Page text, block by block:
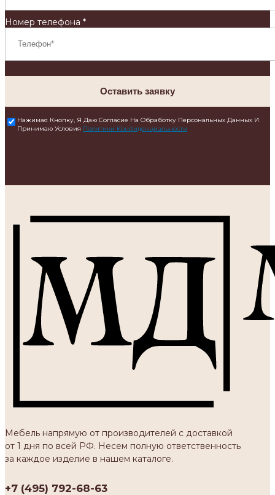
Номер телефона *
Оставить заявку
Нажимая Кнопку, Я Даю Согласие На Обработку Персональных Данных И
Принимаю Условия Политики Конфиденциальности
Мебель напрямую от производителей с доставкой
от 1 дня по всей РФ. Несем полную ответственность
за каждое изделие в нашем каталоге.
+7 (495) 792-68-63